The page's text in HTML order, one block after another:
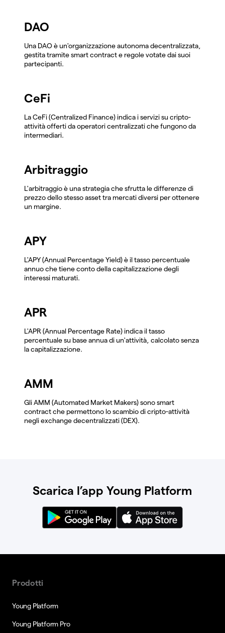
DAO
Una DAO è un'organizzazione autonoma decentralizzata,
gestita tramite smart contract e regole votate dai suoi
partecipanti.
CeFi
La CeFi (Centralized Finance) indica i servizi su cripto-
attività offerti da operatori centralizzati che fungono da
intermediari.
Arbitraggio
L'arbitraggio è una strategia che sfrutta le differenze di
prezzo dello stesso asset tra mercati diversi per ottenere
un margine.
APY
L'APY (Annual Percentage Yield) è il tasso percentuale
annuo che tiene conto della capitalizzazione degli
interessi maturati.
APR
L'APR (Annual Percentage Rate) indica il tasso
percentuale su base annua di un'attività, calcolato senza
la capitalizzazione.
AMM
Gli AMM (Automated Market Makers) sono smart
contract che permettono lo scambio di cripto-attività
negli exchange decentralizzati (DEX).
Scarica l’app Young Platform
Prodotti
Young Platform
Young Platform Pro